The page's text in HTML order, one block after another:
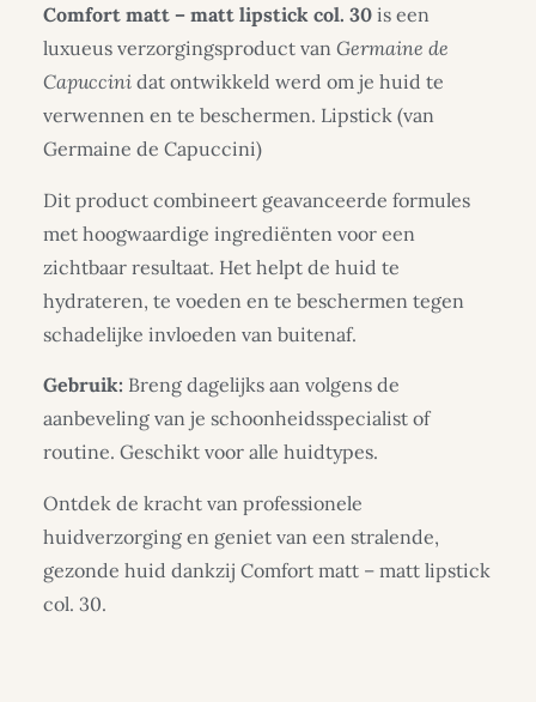
Comfort matt – matt lipstick col. 30 is een
luxueus verzorgingsproduct van Germaine de
Capuccini dat ontwikkeld werd om je huid te
verwennen en te beschermen. Lipstick (van
Germaine de Capuccini)
Dit product combineert geavanceerde formules
met hoogwaardige ingrediënten voor een
zichtbaar resultaat. Het helpt de huid te
hydrateren, te voeden en te beschermen tegen
schadelijke invloeden van buitenaf.
Gebruik: Breng dagelijks aan volgens de
aanbeveling van je schoonheidsspecialist of
routine. Geschikt voor alle huidtypes.
Ontdek de kracht van professionele
huidverzorging en geniet van een stralende,
gezonde huid dankzij Comfort matt – matt lipstick
col. 30.